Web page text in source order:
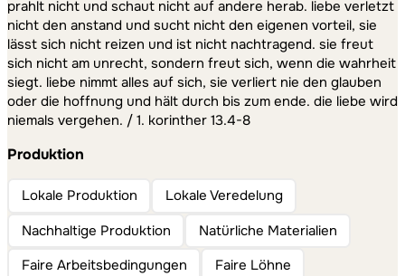
prahlt nicht und schaut nicht auf andere herab. liebe verletzt
nicht den anstand und sucht nicht den eigenen vorteil, sie
lässt sich nicht reizen und ist nicht nachtragend. sie freut
sich nicht am unrecht, sondern freut sich, wenn die wahrheit
siegt. liebe nimmt alles auf sich, sie verliert nie den glauben
oder die hoffnung und hält durch bis zum ende. die liebe wird
niemals vergehen. / 1. korinther 13.4-8
Produktion
Lokale Produktion
Lokale Veredelung
Nachhaltige Produktion
Natürliche Materialien
Faire Arbeitsbedingungen
Faire Löhne